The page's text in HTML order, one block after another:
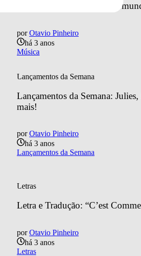
Paramore mergulha em um
por Otavio Pinheiro
há 3 anos
Música
Lançamentos da Semana
Lançamentos da Semana:
mais!
por Otavio Pinheiro
há 3 anos
Lançamentos da Semana
Letras
Letra e Tradução: “C’est
por Otavio Pinheiro
há 3 anos
Letras